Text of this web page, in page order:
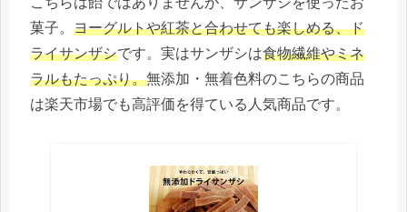
菓子。 ヨーグルトや紅茶と合わせても楽しめる、ド
ライサンザシです。実はサンザシは食物繊維やミネ
ラルもたっぷり。無添加・無着色料のこちらの商品
は楽天市場でも高評価を得ている人気商品です。